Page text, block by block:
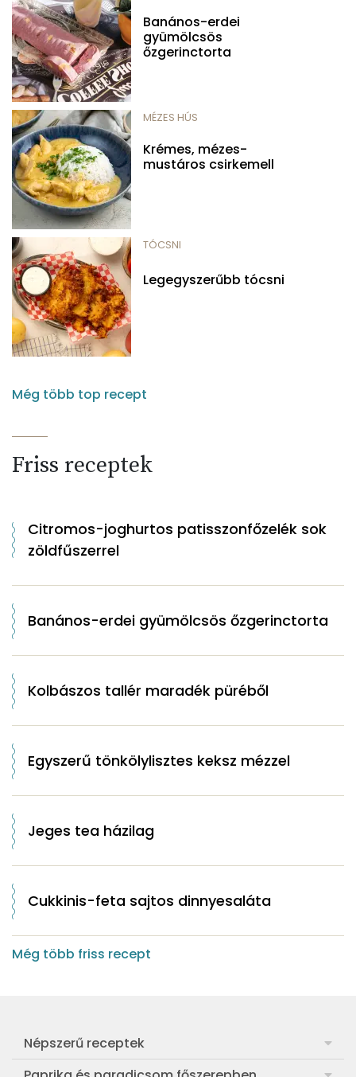
Banános-erdei
gyümölcsös
őzgerinctorta
MÉZES HÚS
Krémes, mézes-
mustáros csirkemell
TÓCSNI
Legegyszerűbb tócsni
Még több top recept
Friss receptek
Citromos-joghurtos patisszonfőzelék sok
zöldfűszerrel
Banános-erdei gyümölcsös őzgerinctorta
Kolbászos tallér maradék püréből
Egyszerű tönkölylisztes keksz mézzel
Jeges tea házilag
Cukkinis-feta sajtos dinnyesaláta
Még több friss recept
Népszerű receptek
Frankfurti leves